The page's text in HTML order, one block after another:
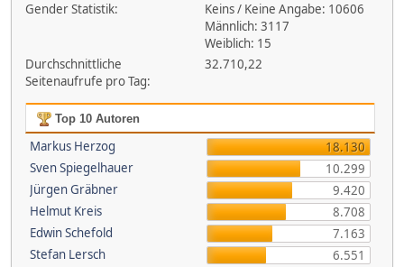
Gender Statistik:
Keins / Keine Angabe: 10606
Männlich: 3117
Weiblich: 15
Durchschnittliche
Seitenaufrufe pro Tag:
32.710,22
Top 10 Autoren
Markus Herzog
18.130
Sven Spiegelhauer
10.299
Jürgen Gräbner
9.420
Helmut Kreis
8.708
Edwin Schefold
7.163
Stefan Lersch
6.551